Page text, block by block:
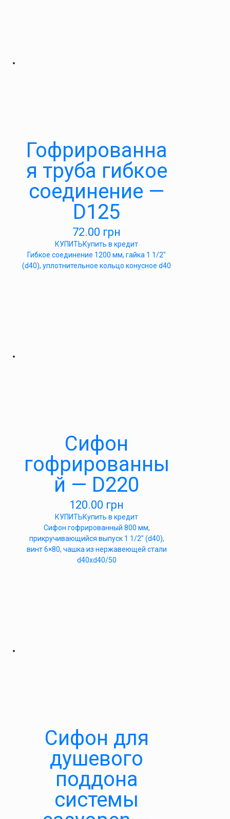
Гофрированна
я труба гибкое
соединение —
D125
72.00 грн
КУПИТЬКупить в кредит
Гибкое соединение 1200 мм, гайка 1 1/2″
(d40), уплотнительное кольцо конусное d40
Сифон
гофрированны
й — D220
120.00 грн
КУПИТЬКупить в кредит
Сифон гофрированный 800 мм,
прикручивающийся выпуск 1 1/2″ (d40),
винт 6×80, чашка из нержавеющей стали
d40xd40/50
Cифон для
душевого
поддона
системы